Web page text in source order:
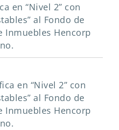
en “Nivel 2” con
al Fondo de
Inmuebles Hencorp
en “Nivel 2” con
al Fondo de
Inmuebles Hencorp